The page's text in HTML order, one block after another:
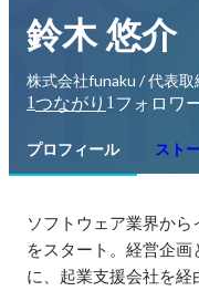
鈴木 悠介
株式会社funaku / 代表取
1つながり 1 フォロワ
プロフィール スト
ソフトウェア業界か
をスタート。経営企
に、起業支援会社を